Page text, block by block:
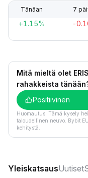
Tänään 7
+1.15% -
Mitä mieltä olet
rahakkeista
Positiivinen
Huomautus: Tämä kysely
taloudellinen neuvo. Bybit
kehitystä.
YleiskatsausUutiset